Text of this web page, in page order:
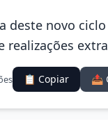
deste novo
realizações
📋 Copiar 📤